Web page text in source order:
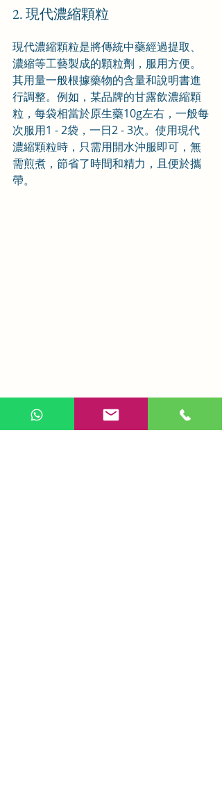
2. 現代濃縮顆粒
現代濃縮顆粒是將傳統中藥經過提取、
濃縮等工藝製成的顆粒劑，服用方便。
其用量一般根據藥物的含量和說明書進
行調整。例如，某品牌的甘露飲濃縮顆
粒，每袋相當於原生藥10g左右，一般每
次服用1 - 2袋，一日2 - 3次。使用現代
濃縮顆粒時，只需用開水沖服即可，無
需煎煮，節省了時間和精力，且便於攜
帶。
九、注意事項與禁忌